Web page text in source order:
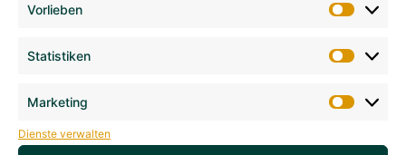
Vorlieben
Statistiken
Marketing
Dienste verwalten